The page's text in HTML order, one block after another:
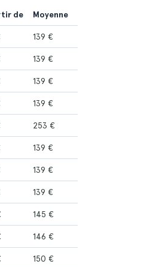
de Moyenne
139 €
139 €
139 €
139 €
253 €
139 €
139 €
139 €
145 €
146 €
150 €